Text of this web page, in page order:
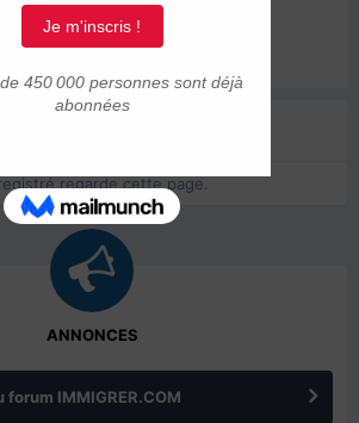
regarde cette page.
ANNONCES
forum IMMIGRER.COM